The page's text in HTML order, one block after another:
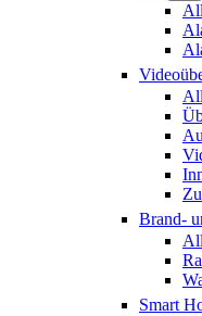
Brand-
Smart